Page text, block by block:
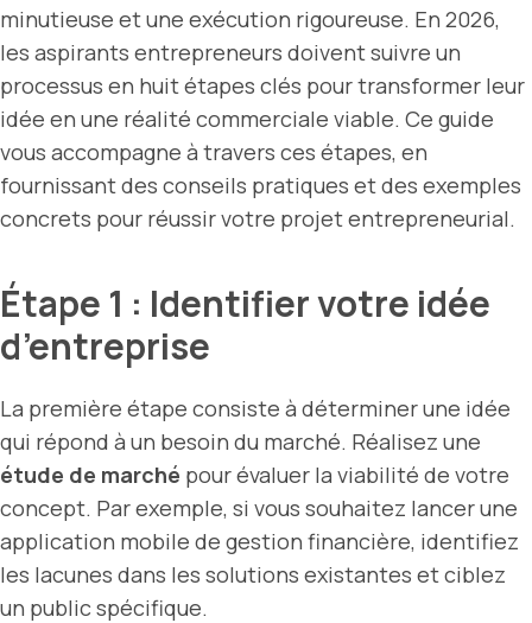
minutieuse et une exécution rigoureuse. En 2026,
les aspirants entrepreneurs doivent suivre un
processus en huit étapes clés pour transformer leur
idée en une réalité commerciale viable. Ce guide
vous accompagne à travers ces étapes, en
fournissant des conseils pratiques et des exemples
concrets pour réussir votre projet entrepreneurial.
Étape 1 : Identifier votre idée
d’entreprise
La première étape consiste à déterminer une idée
qui répond à un besoin du marché. Réalisez une
étude de marché pour évaluer la viabilité de votre
concept. Par exemple, si vous souhaitez lancer une
application mobile de gestion financière, identifiez
les lacunes dans les solutions existantes et ciblez
un public spécifique.